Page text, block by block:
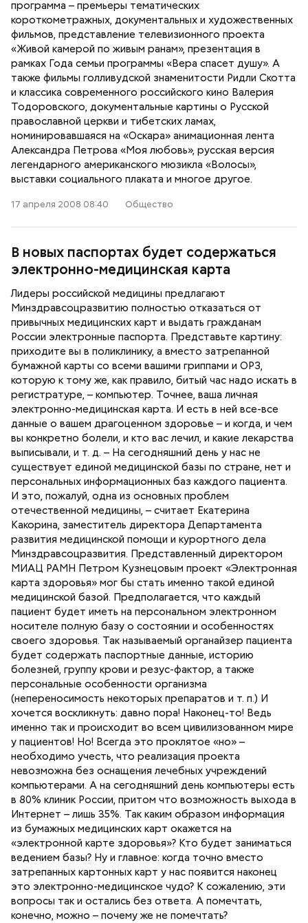
программа – премьеры тематических
короткометражных, документальных и художественных
фильмов, представление телевизионного проекта
«Живой камерой по живым ранам», презентация в
рамках Года семьи программы «Вера спасет душу». А
также фильмы голливудской знаменитости Ридли Скотта
и классика современного российского кино Валерия
Тодоровского, документальные картины о Русской
православной церкви и тибетских ламах,
номинировавшаяся на «Оскара» анимационная лента
Александра Петрова «Моя любовь», русская версия
легендарного американского мюзикла «Волосы»,
выставки социального плаката и многое другое.
17 апреля 2008 08:40 Общество
В новых паспортах будет содержаться
электронно-медицинская карта
Лидеры российской медицины предлагают
Минздравсоцразвитию полностью отказаться от
привычных медицинских карт и выдать гражданам
России электронные паспорта. Представьте картину:
приходите вы в поликлинику, а вместо затрепанной
бумажной карты со всеми вашими гриппами и ОРЗ,
которую к тому же, как правило, битый час надо искать в
регистратуре, – компьютер. Точнее, ваша личная
электронно-медицинская карта. И есть в ней все-все
данные о вашем драгоценном здоровье – и когда, и чем
вы конкретно болели, и кто вас лечил, и какие лекарства
выписывали, и т. д. – На сегодняшний день у нас не
существует единой медицинской базы по стране, нет и
персональных информационных баз каждого пациента.
И это, пожалуй, одна из основных проблем
отечественной медицины, – считает Екатерина
Какорина, заместитель директора Департамента
развития медицинской помощи и курортного дела
Минздравсоцразвития. Представленный директором
МИАЦ РАМН Петром Кузнецовым проект «Электронная
карта здоровья» мог бы стать именно такой единой
медицинской базой. Предполагается, что каждый
пациент будет иметь на персональном электронном
носителе полную базу о состоянии и особенностях
своего здоровья. Так называемый органайзер пациента
будет содержать паспортные данные, историю
болезней, группу крови и резус-фактор, а также
персональные особенности организма
(непереносимость некоторых препаратов и т. п.) И
хочется воскликнуть: давно пора! Наконец-то! Ведь
именно так и происходит во всем цивилизованном мире
у пациентов! Но! Всегда это проклятое «но» –
необходимо учесть, что реализация проекта
невозможна без оснащения лечебных учреждений
компьютерами. А на сегодняшний день компьютеры есть
в 80% клиник России, притом что возможность выхода в
Интернет – лишь 35%. Так каким образом информация
из бумажных медицинских карт окажется на
«электронной карте здоровья»? Кто будет заниматься
ведением базы? Ну и главное: когда точно вместо
затрепанных картонных карт у нас появится наконец
это электронно-медицинское чудо? К сожалению, эти
вопросы так и остались без ответа. А помечтать,
конечно, можно – почему же не помечтать?